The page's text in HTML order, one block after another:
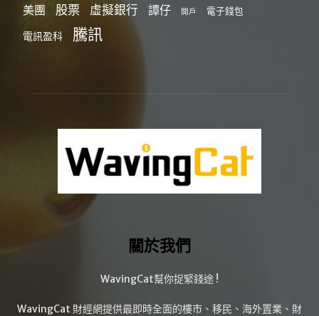
美團 股票 虛擬銀行 譚仔 開戶 電子錢包
電訊盈科 騰訊
關於我們
WavingCat幫你捉緊錢途 !
WavingCat 財經網提供最即時全面的樓市、移民、海外置業、財